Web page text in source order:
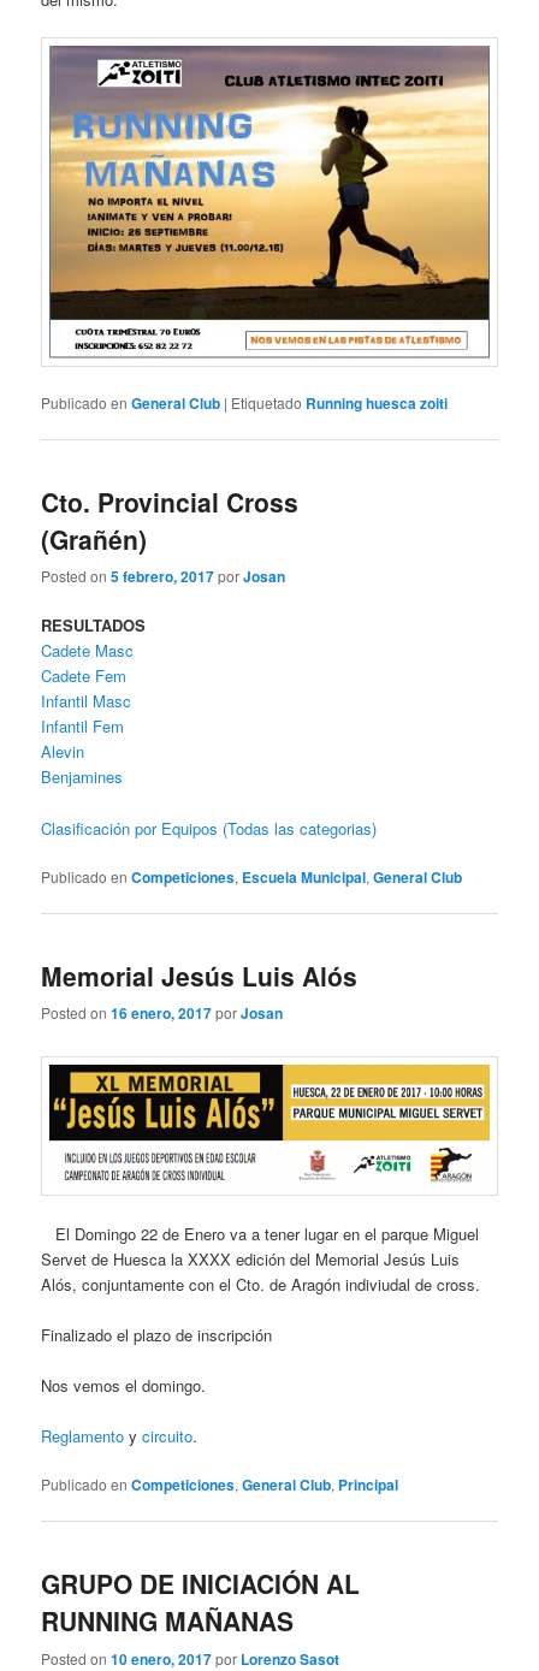
Publicado en General Club | Etiquetado Running huesca zoiti
Cto. Provincial Cross
(Grañén)
Posted on5 febrero, 2017porJosan
RESULTADOS
Cadete Masc
Cadete Fem
Infantil Masc
Infantil Fem
Alevin
Benjamines
Clasificación por Equipos (Todas las categorias)
Publicado en Competiciones, Escuela Municipal,General Club
Memorial Jesús Luis Alós
Posted on16 enero, 2017porJosan
El Domingo 22 de Enero va a tener lugar en el parque Miguel
Servet de Huesca la XXXX edición del Memorial Jesús Luis
Alós, conjuntamente con el Cto. de Aragón indiviudal de cross.
Finalizado el plazo de inscripción
Nos vemos el domingo.
Reglamento ycircuito.
Publicado en Competiciones,General Club, Principal
GRUPO DE INICIACIÓN AL
RUNNING MAÑANAS
Posted on10 enero, 2017por Lorenzo Sasot